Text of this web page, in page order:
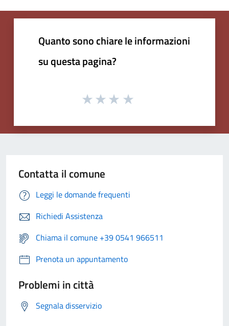
Quanto sono chiare le informazioni
su questa pagina?
Contatta il comune
Leggi le domande frequenti
Richiedi Assistenza
Chiama il comune +39 0541 966511
Prenota un appuntamento
Problemi in città
Segnala disservizio